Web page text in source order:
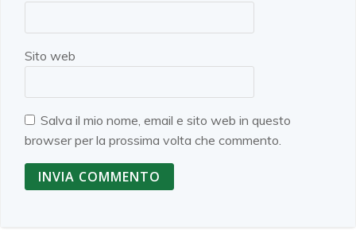
Sito web
Salva il mio nome, email e sito web in questo
browser per la prossima volta che commento.